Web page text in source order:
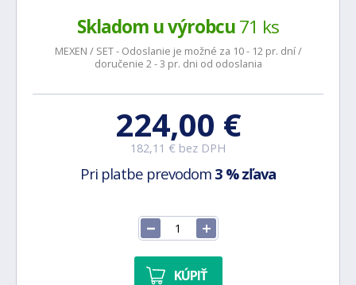
Skladom u výrobcu71 ks
MEXEN / SET - Odoslanie je možné za 10 - 12 pr. dní /
doručenie 2 - 3 pr. dni od odoslania
224,00 €
182,11 € bez DPH
Pri platbe prevodom 3 % zľava
KÚPIŤ